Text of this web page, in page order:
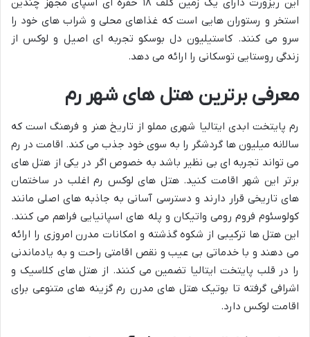
استخر و رستوران هایی است که غذاهای محلی و شراب های خود را
سرو می کنند. کاستیلیون دل بوسکو تجربه ای اصیل و لوکس از
زندگی روستایی توسکانی را ارائه می دهد.
معرفی برترین هتل های شهر رم
رم پایتخت ابدی ایتالیا شهری مملو از تاریخ هنر و فرهنگ است که
سالانه میلیون ها گردشگر را به سوی خود جذب می کند. اقامت در رم
می تواند تجربه ای بی نظیر باشد به خصوص اگر در یکی از هتل های
برتر این شهر اقامت کنید. هتل های لوکس رم اغلب در ساختمان
های تاریخی قرار دارند و دسترسی آسانی به جاذبه های اصلی مانند
کولوسئوم فروم رومی واتیکان و پله های اسپانیایی فراهم می کنند.
این هتل ها ترکیبی از شکوه گذشته و امکانات مدرن امروزی را ارائه
می دهند و با خدماتی بی عیب و نقص اقامتی راحت و به یادماندنی
را در قلب پایتخت ایتالیا تضمین می کنند. از هتل های کلاسیک و
اشرافی گرفته تا بوتیک هتل های مدرن رم گزینه های متنوعی برای
اقامت لوکس دارد.